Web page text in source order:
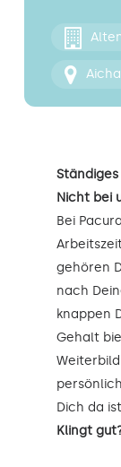
Nicht bei
Bei
gehören
nach
knappen
Gehalt
Dich da
Klingt